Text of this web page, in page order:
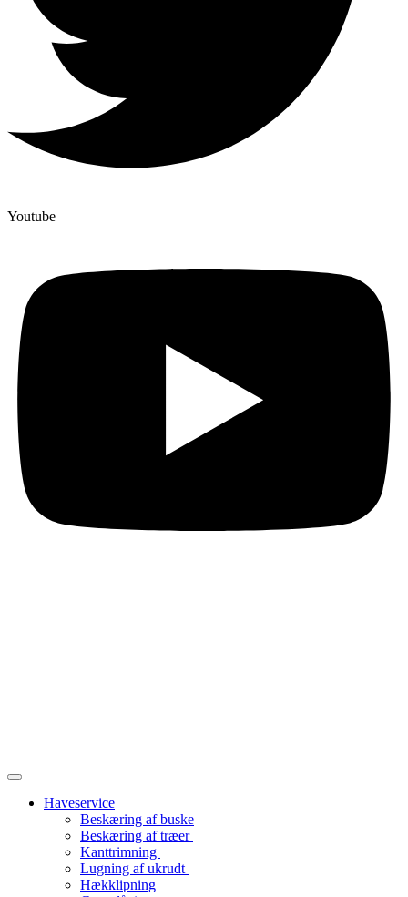
Youtube
Haveservice
Beskæring af buske
Beskæring af træer
Kanttrimning
Lugning af ukrudt
Hækklipning